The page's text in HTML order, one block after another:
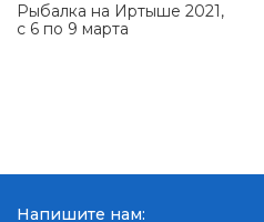
Рыбалка на Иртыше 2021,
с 6 по 9 марта
Напишите нам: